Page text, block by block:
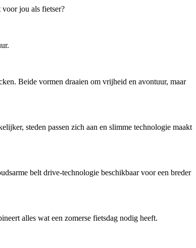
jou als fietser?
Beide vormen draaien om vrijheid en avontuur, maar
steden passen zich aan en slimme technologie maakt
belt drive-technologie beschikbaar voor een breder
alles wat een zomerse fietsdag nodig heeft.